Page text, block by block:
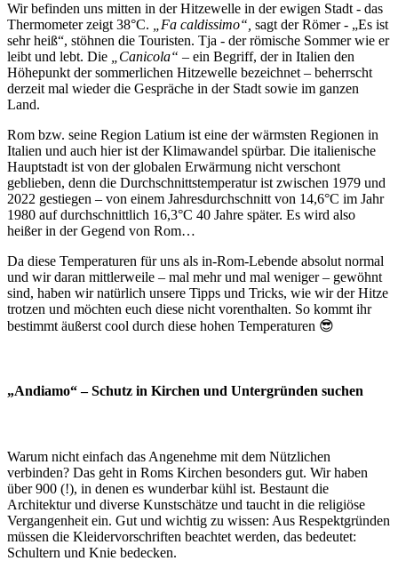
Wir befinden uns mitten in der Hitzewelle in der ewigen Stadt - das
Thermometer zeigt 38°C.
„Fa caldissimo“, sagt der Römer- „Es ist
sehr heiß“, stöhnen die Touristen. Tja - der römische Sommer wie er
leibt und lebt. Die
„Canicola“ – ein Begriff, der in Italien den
Höhepunkt der sommerlichen Hitzewelle bezeichnet – beherrscht
derzeit mal wieder die Gespräche in der Stadt sowie im ganzen
Land.
Rom bzw. seine Region Latium ist eine der wärmsten Regionen in
Italien und auch hier ist der Klimawandel spürbar. Die italienische
Hauptstadt ist von der globalen Erwärmung nicht verschont
geblieben, denn die Durchschnittstemperatur ist zwischen 1979 und
2022 gestiegen – von einem Jahresdurchschnitt von 14,6°C im Jahr
1980 auf durchschnittlich 16,3°C 40 Jahre später. Es wird also
heißer in der Gegend von Rom…
Da diese Temperaturen für uns als in-Rom-Lebende absolut normal
und wir daran mittlerweile – mal mehr und mal weniger – gewöhnt
sind, haben wir natürlich unsere Tipps und Tricks, wie wir der Hitze
trotzen und möchten euch diese nicht vorenthalten. So kommt ihr
bestimmt äußerst cool durch diese hohen Temperaturen 😎
„Andiamo“ – Schutz in Kirchen und Untergründen suchen
Warum nicht einfach das Angenehme mit dem Nützlichen
verbinden? Das geht in Roms Kirchen besonders gut. Wir haben
über 900 (!), in denen es wunderbar kühl ist. Bestaunt die
Architektur und diverse Kunstschätze und taucht in die religiöse
Vergangenheit ein. Gut und wichtig zu wissen: Aus Respektgründen
müssen die Kleidervorschriften beachtet werden, das bedeutet:
Schultern und Knie bedecken.